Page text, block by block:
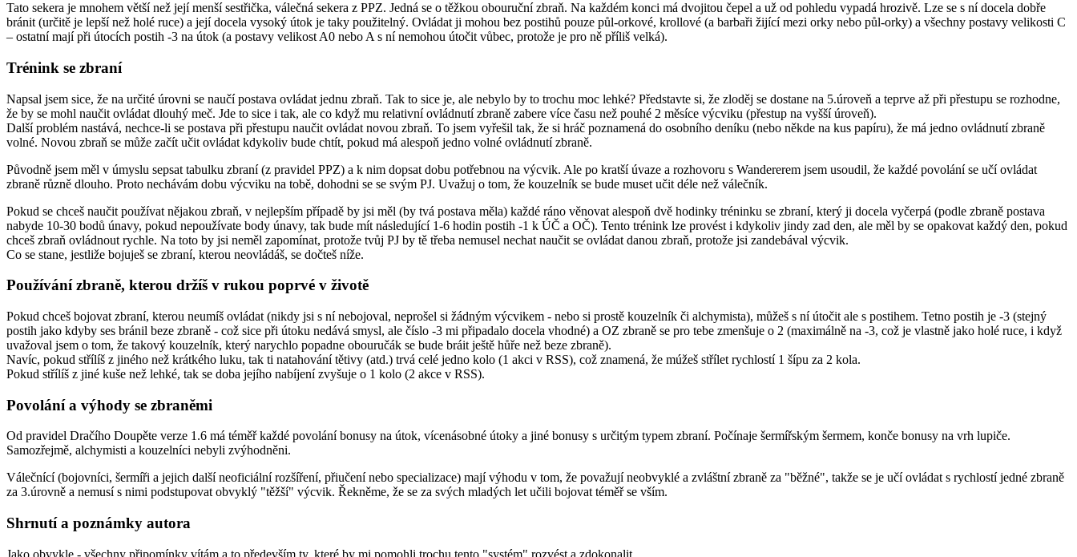
Tato sekera je mnohem větší než její menší sestřička, válečná sekera z PPZ. Jedná se o těžkou obouruční zbraň. Na každém konci má dvojitou čepel a už od pohledu vypadá hrozivě. Lze se s ní docela dobře
bránit (určitě je lepší než holé ruce) a její docela vysoký útok je taky použitelný. Ovládat ji mohou bez postihů pouze půl-orkové, krollové (a barbaři žijící mezi orky nebo půl-orky) a všechny postavy velikosti C
– ostatní mají při útocích postih -3 na útok (a postavy velikost A0 nebo A s ní nemohou útočit vůbec, protože je pro ně příliš velká).
Trénink se zbraní
Napsal jsem sice, že na určité úrovni se naučí postava ovládat jednu zbraň. Tak to sice je, ale nebylo by to trochu moc lehké? Představte si, že zloděj se dostane na 5.úroveň a teprve až při přestupu se rozhodne,
že by se mohl naučit ovládat dlouhý meč. Jde to sice i tak, ale co když mu relativní ovládnutí zbraně zabere více času než pouhé 2 měsíce výcviku (přestup na vyšší úroveň).
Další problém nastává, nechce-li se postava při přestupu naučit ovládat novou zbraň. To jsem vyřešil tak, že si hráč poznamená do osobního deníku (nebo někde na kus papíru), že má jedno ovládnutí zbraně
volné. Novou zbraň se může začít učit ovládat kdykoliv bude chtít, pokud má alespoň jedno volné ovládnutí zbraně.
Původně jsem měl v úmyslu sepsat tabulku zbraní (z pravidel PPZ) a k nim dopsat dobu potřebnou na výcvik. Ale po kratší úvaze a rozhovoru s Wandererem jsem usoudil, že každé povolání se učí ovládat
zbraně různě dlouho. Proto nechávám dobu výcviku na tobě, dohodni se se svým PJ. Uvažuj o tom, že kouzelník se bude muset učit déle než válečník.
Pokud se chceš naučit používat nějakou zbraň, v nejlepším případě by jsi měl (by tvá postava měla) každé ráno věnovat alespoň dvě hodinky tréninku se zbraní, který ji docela vyčerpá (podle zbraně postava
nabyde 10-30 bodů únavy, pokud nepoužívate body únavy, tak bude mít následující 1-6 hodin postih -1 k ÚČ a OČ). Tento trénink lze provést i kdykoliv jindy zad den, ale měl by se opakovat každý den, pokud
chceš zbraň ovládnout rychle. Na toto by jsi neměl zapomínat, protože tvůj PJ by tě třeba nemusel nechat naučit se ovládat danou zbraň, protože jsi zandebával výcvik.
Co se stane, jestliže bojuješ se zbraní, kterou neovládáš, se dočteš níže.
Používání zbraně, kterou držíš v rukou poprvé v životě
Pokud chceš bojovat zbraní, kterou neumíš ovládat (nikdy jsi s ní nebojoval, neprošel si žádným výcvikem - nebo si prostě kouzelník či alchymista), můžeš s ní útočit ale s postihem. Tetno postih je -3 (stejný
postih jako kdyby ses bránil beze zbraně - což sice při útoku nedává smysl, ale číslo -3 mi připadalo docela vhodné) a OZ zbraně se pro tebe zmenšuje o 2 (maximálně na -3, což je vlastně jako holé ruce, i když
uvažoval jsem o tom, že takový kouzelník, který narychlo popadne obouručák se bude bráit ještě hůře než beze zbraně).
Navíc, pokud střílíš z jiného než krátkého luku, tak ti natahování tětivy (atd.) trvá celé jedno kolo (1 akci v RSS), což znamená, že múžeš střílet rychlostí 1 šípu za 2 kola.
Pokud střílíš z jiné kuše než lehké, tak se doba jejího nabíjení zvyšuje o 1 kolo (2 akce v RSS).
Povolání a výhody se zbraněmi
Od pravidel Dračího Doupěte verze 1.6 má téměř každé povolání bonusy na útok, vícenásobné útoky a jiné bonusy s určitým typem zbraní. Počínaje šermířským šermem, konče bonusy na vrh lupiče.
Samozřejmě, alchymisti a kouzelníci nebyli zvýhodněni.
Válečnící (bojovníci, šermíři a jejich další neoficiální rozšíření, přiučení nebo specializace) mají výhodu v tom, že považují neobvyklé a zvláštní zbraně za "běžné", takže se je učí ovládat s rychlostí jedné zbraně
za 3.úrovně a nemusí s nimi podstupovat obvyklý "těžší" výcvik. Řekněme, že se za svých mladých let učili bojovat téměř se vším.
Shrnutí a poznámky autora
Jako obvykle - všechny připomínky vítám a to především ty, které by mi pomohli trochu tento "systém" rozvést a zdokonalit.